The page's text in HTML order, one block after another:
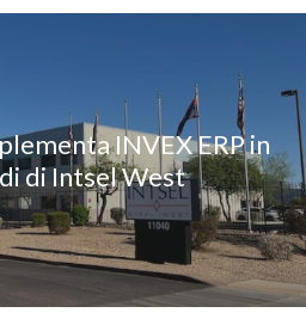
INVEX ERP in
di Intsel West